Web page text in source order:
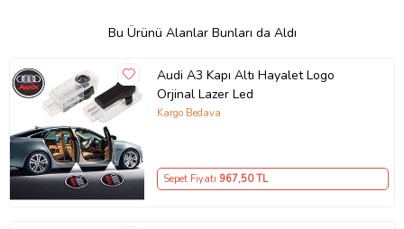
Bu Ürünü Alanlar Bunları da Aldı
Audi A3 Kapı Altı Hayalet Logo
Orjinal Lazer Led
Kargo Bedava
Sepet Fiyatı 967,50 TL